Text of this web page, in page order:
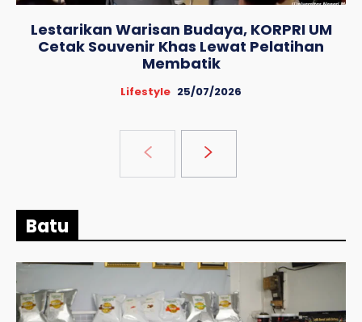
Lestarikan Warisan Budaya, KORPRI UM
Cetak Souvenir Khas Lewat Pelatihan
Membatik
Lifestyle 25/07/2026
Batu